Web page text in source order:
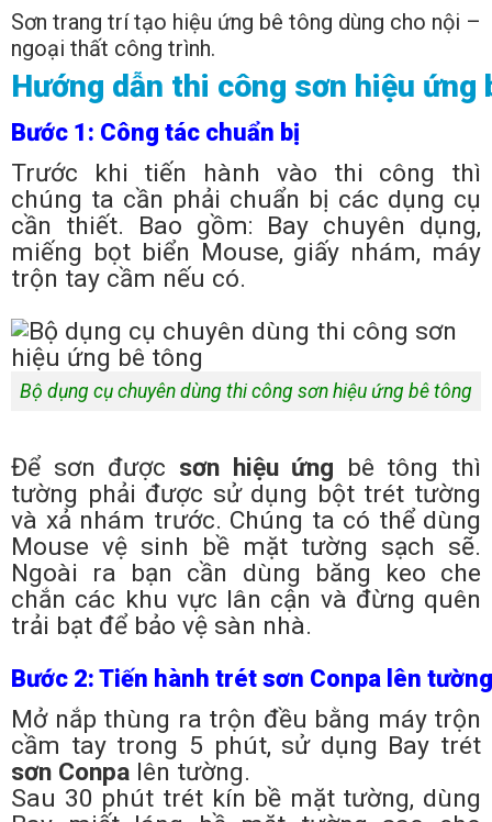
Sơn trang trí tạo hiệu ứng bê tông dùng cho nội –
ngoại thất công trình.
Hướng dẫn thi công sơn hiệu ứng
Bước 1: Công tác chuẩn bị
Trước khi tiến hành vào thi công thì
chúng ta cần phải chuẩn bị các dụng cụ
cần thiết. Bao gồm: Bay chuyên dụng,
miếng bọt biển Mouse, giấy nhám, máy
trộn tay cầm nếu có.
Bộ dụng cụ chuyên dùng thi công sơn hiệu ứng bê tông
Để sơn được sơn hiệu ứng bê tông thì
tường phải được sử dụng bột trét tường
và xả nhám trước. Chúng ta có thể dùng
Mouse vệ sinh bề mặt tường sạch sẽ.
Ngoài ra bạn cần dùng băng keo che
chắn các khu vực lân cận và đừng quên
trải bạt để bảo vệ sàn nhà.
Bước 2: Tiến hành trét sơn Conpa lên tường
Mở nắp thùng ra trộn đều bằng máy trộn
cầm tay trong 5 phút, sử dụng Bay trét
sơn Conpa lên tường.
Sau 30 phút trét kín bề mặt tường, dùng